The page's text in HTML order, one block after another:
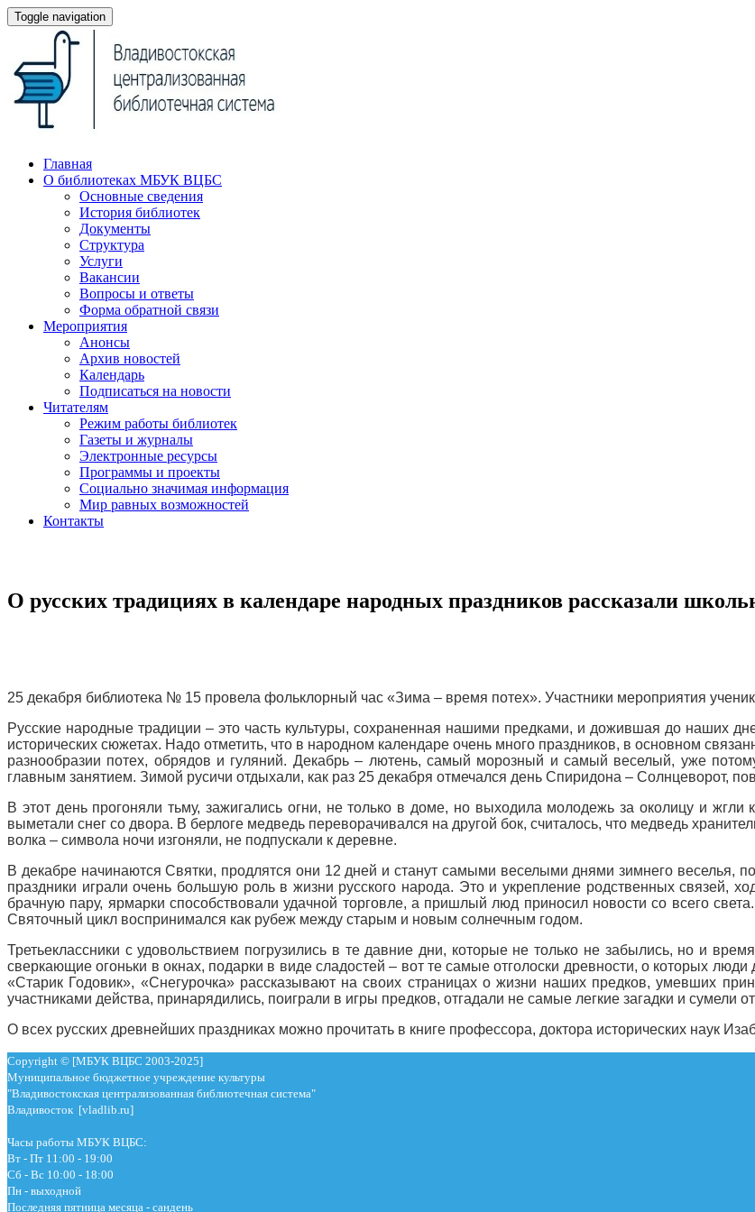
Toggle navigation
Главная
О библиотеках МБУК ВЦБС
Основные сведения
История библиотек
Документы
Структура
Услуги
Вакансии
Вопросы и ответы
Форма обратной связи
Мероприятия
Анонсы
Архив новостей
Календарь
Подписаться на новости
Читателям
Режим работы библиотек
Газеты и журналы
Электронные ресурсы
Программы и проекты
Социально значимая информация
Мир равных возможностей
Контакты
О русских традициях в календаре народных праздников рассказали
25 декабря библиотека № 15 провела фольклорный час «Зима – время потех». Участники мероприятия
Русские народные традиции – это часть культуры, сохраненная нашими предками, и дожившая до наших
исторических сюжетах. Надо отметить, что в народном календаре очень много праздников, в основном
разнообразии потех, обрядов и гуляний. Декабрь – лютень, самый морозный и самый веселый, уже
главным занятием. Зимой русичи отдыхали, как раз 25 декабря отмечался день Спиридона – Солнцеворот,
В этот день прогоняли тьму, зажигались огни, не только в доме, но выходила молодежь за околицу и
выметали снег со двора. В берлоге медведь переворачивался на другой бок, считалось, что медведь
волка – символа ночи изгоняли, не подпускали к деревне.
В декабре начинаются Святки, продлятся они 12 дней и станут самыми веселыми днями зимнего веселья,
праздники играли очень большую роль в жизни русского народа. Это и укрепление родственных связей,
брачную пару, ярмарки способствовали удачной торговле, а пришлый люд приносил новости со всего
Святочный цикл воспринимался как рубеж между старым и новым солнечным годом.
Третьеклассники с удовольствием погрузились в те давние дни, которые не только не забылись, но и
сверкающие огоньки в окнах, подарки в виде сладостей – вот те самые отголоски древности, о которых
«Старик Годовик», «Снегурочка» рассказывают на своих страницах о жизни наших предков, умевших
участниками действа, принарядились, поиграли в игры предков, отгадали не самые легкие загадки и сумели
О всех русских древнейших праздниках можно прочитать в книге профессора, доктора исторических наук
Copyright © [МБУК ВЦБС 2003-2025]
Муниципальное бюджетное учреждение культуры
"Владивостокская централизованная библиотечная система"
Владивосток [vladlib.ru]
Часы работы МБУК ВЦБС:
Вт - Пт 11:00 - 19:00
Сб - Вс 10:00 - 18:00
Пн - выходной
Последняя пятница месяца - сандень